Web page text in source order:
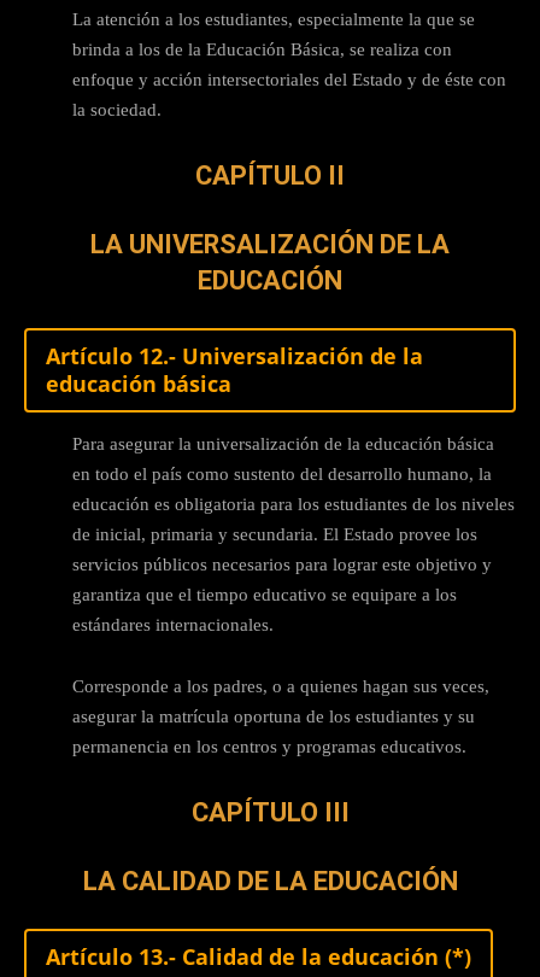
La atención a los estudiantes, especialmente la que se
brinda a los de la Educación Básica, se realiza con
enfoque y acción intersectoriales del Estado y de éste con
la sociedad.
CAPÍTULO II
LA UNIVERSALIZACIÓN DE LA
EDUCACIÓN
Artículo 12.- Universalización de la
educación básica
Para asegurar la universalización de la educación básica
en todo el país como sustento del desarrollo humano, la
educación es obligatoria para los estudiantes de los niveles
de inicial, primaria y secundaria. El Estado provee los
servicios públicos necesarios para lograr este objetivo y
garantiza que el tiempo educativo se equipare a los
estándares internacionales.
Corresponde a los padres, o a quienes hagan sus veces,
asegurar la matrícula oportuna de los estudiantes y su
permanencia en los centros y programas educativos.
CAPÍTULO III
LA CALIDAD DE LA EDUCACIÓN
Artículo 13.- Calidad de la educación (*)